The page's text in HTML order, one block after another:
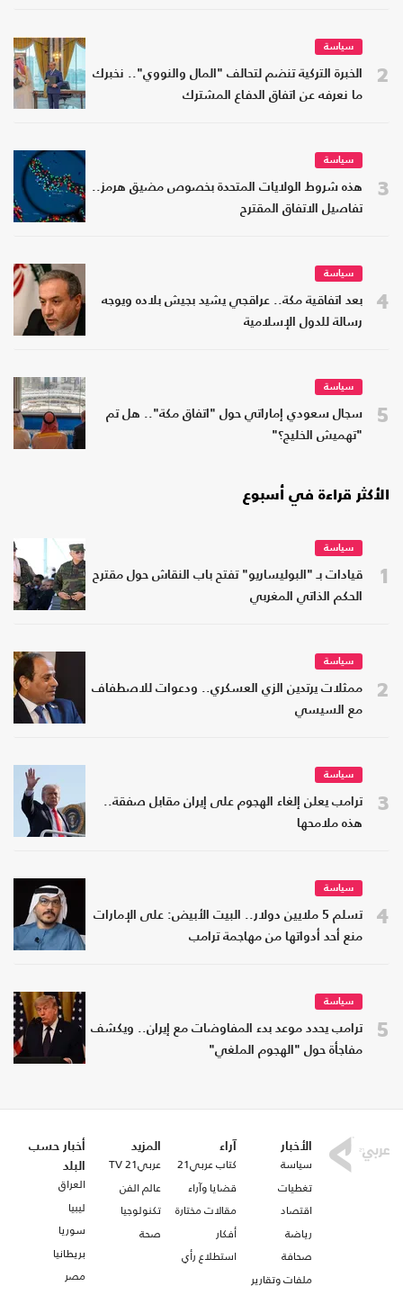
2
سياسة
الخبرة التركية تنضم لتحالف "المال والنووي".. نخبرك
ما نعرفه عن اتفاق الدفاع المشترك
3
سياسة
هذه شروط الولايات المتحدة بخصوص مضيق هرمز..
تفاصيل الاتفاق المقترح
4
سياسة
بعد اتفاقية مكة.. عراقجي يشيد بجيش بلاده ويوجه
رسالة للدول الإسلامية
5
سياسة
سجال سعودي إماراتي حول "اتفاق مكة".. هل تم
"تهميش الخليج؟"
الأكثر قراءة في أسبوع
1
سياسة
قيادات بـ "البوليساريو" تفتح باب النقاش حول مقترح
الحكم الذاتي المغربي
2
سياسة
ممثلات يرتدين الزي العسكري.. ودعوات للاصطفاف
مع السيسي
3
سياسة
ترامب يعلن إلغاء الهجوم على إيران مقابل صفقة..
هذه ملامحها
4
سياسة
تسلم 5 ملايين دولار.. البيت الأبيض: على الإمارات
منع أحد أدواتها من مهاجمة ترامب
5
سياسة
ترامب يحدد موعد بدء المفاوضات مع إيران.. ويكشف
مفاجأة حول "الهجوم الملغي"
الأخبار
سياسة
تغطيات
اقتصاد
رياضة
صحافة
ملفات وتقارير
آراء
كتاب عربي21
قضايا وآراء
مقالات مختارة
أفكار
استطلاع رأي
المزيد
عربي21 TV
عالم الفن
تكنولوجيا
صحة
أخبار حسب
البلد
العراق
ليبيا
سوريا
بريطانيا
مصر